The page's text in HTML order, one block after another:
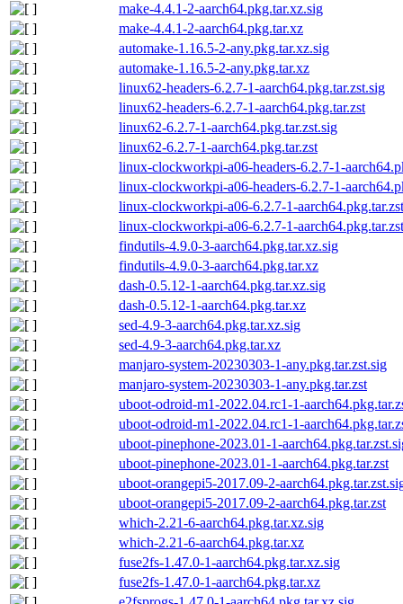
make-4.4.1-2-aarch64.pkg.tar.xz.sig
make-4.4.1-2-aarch64.pkg.tar.xz
automake-1.16.5-2-any.pkg.tar.xz.sig
automake-1.16.5-2-any.pkg.tar.xz
linux62-headers-6.2.7-1-aarch64.pkg.tar.zst.sig
linux62-headers-6.2.7-1-aarch64.pkg.tar.zst
linux62-6.2.7-1-aarch64.pkg.tar.zst.sig
linux62-6.2.7-1-aarch64.pkg.tar.zst
linux-clockworkpi-a06-headers-6.2.7-1-
linux-clockworkpi-a06-headers-6.2.7-1-
linux-clockworkpi-a06-6.2.7-1-
linux-clockworkpi-a06-6.2.7-1-aarch64.pkg.tar.zst
findutils-4.9.0-3-aarch64.pkg.tar.xz.sig
findutils-4.9.0-3-aarch64.pkg.tar.xz
dash-0.5.12-1-aarch64.pkg.tar.xz.sig
dash-0.5.12-1-aarch64.pkg.tar.xz
sed-4.9-3-aarch64.pkg.tar.xz.sig
sed-4.9-3-aarch64.pkg.tar.xz
manjaro-system-20230303-1-any.pkg.tar.zst.sig
manjaro-system-20230303-1-any.pkg.tar.zst
uboot-odroid-m1-2022.04.rc1-1-
uboot-odroid-m1-2022.04.rc1-1-
uboot-pinephone-2023.01-1-
uboot-pinephone-2023.01-1-aarch64.pkg.tar.zst
uboot-orangepi5-2017.09-2-
uboot-orangepi5-2017.09-2-aarch64.pkg.tar.zst
which-2.21-6-aarch64.pkg.tar.xz.sig
which-2.21-6-aarch64.pkg.tar.xz
fuse2fs-1.47.0-1-aarch64.pkg.tar.xz.sig
fuse2fs-1.47.0-1-aarch64.pkg.tar.xz